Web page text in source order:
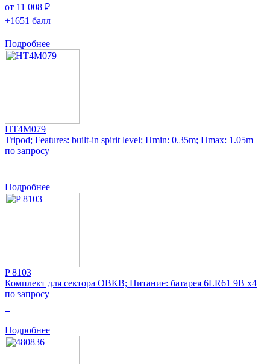
от 11 008 ₽
+1651 балл
Подробнее
HT4M079
Tripod; Features: built-in spirit level; Hmin: 0.35m; Hmax: 1.05m
по запросу
Подробнее
P 8103
Комплект для сектора ОВКВ; Питание: батарея 6LR61 9В x4
по запросу
Подробнее